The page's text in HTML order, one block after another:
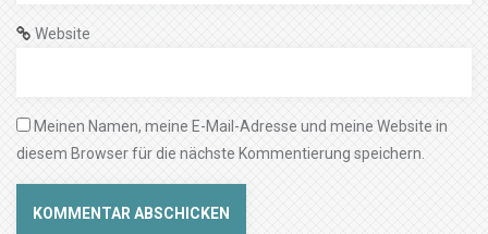
Website
Meinen Namen, meine E-Mail-Adresse und meine Website in
diesem Browser für die nächste Kommentierung speichern.